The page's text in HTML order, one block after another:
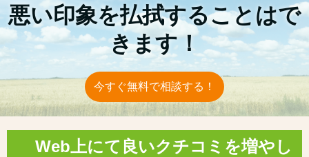
悪い印象を払拭することはで
きます！
今すぐ無料で相談する！
Web上にて良いクチコミを増やし